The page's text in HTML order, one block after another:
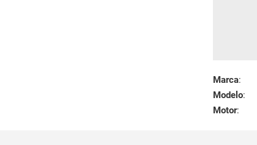
Marca:
Modelo:
Motor: